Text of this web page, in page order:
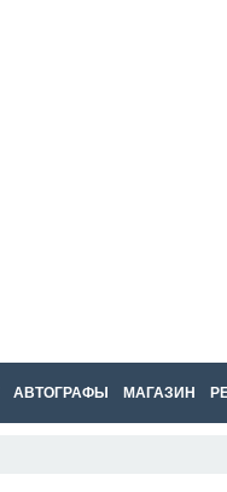
АВТОГРАФЫ МАГАЗИН